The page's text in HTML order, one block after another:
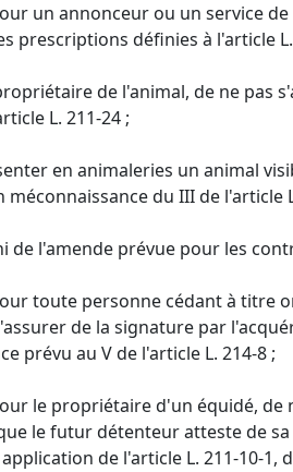
un annonceur ou un service
prescriptions définies à l'article L.
de l'animal, de ne pas
L. 211-24 ;
en animaleries un animal
méconnaissance du III de l'article
de l'amende prévue pour les
toute personne cédant à titre
de la signature par
prévu au V de l'article L. 214-8 ;
le propriétaire d'un équidé, de
le futur détenteur atteste de
de l'article L. 211-10-